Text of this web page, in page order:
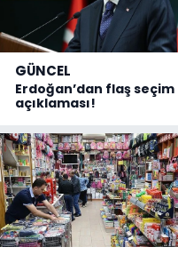
GÜNCEL
Erdoğan’dan flaş seçim
açıklaması!